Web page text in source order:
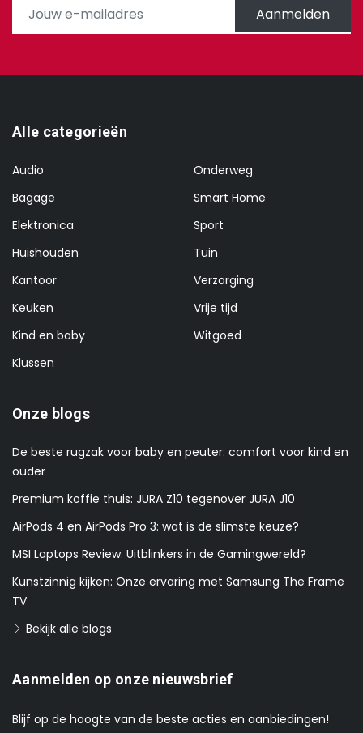
Aanmelden
Alle categorieën
Audio
Bagage
Elektronica
Huishouden
Kantoor
Keuken
Kind en baby
Klussen
Onderweg
Smart Home
Sport
Tuin
Verzorging
Vrije tijd
Witgoed
Onze blogs
De beste rugzak voor baby en peuter: comfort voor kind en
ouder
Premium koffie thuis: JURA Z10 tegenover JURA J10
AirPods 4 en AirPods Pro 3: wat is de slimste keuze?
MSI Laptops Review: Uitblinkers in de Gamingwereld?
Kunstzinnig kijken: Onze ervaring met Samsung The Frame
TV
Bekijk alle blogs
Aanmelden op onze nieuwsbrief
Blijf op de hoogte van de beste acties en aanbiedingen!